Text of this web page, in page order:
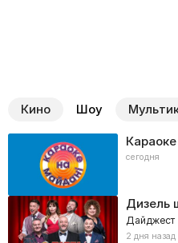
Кино Шоу
сегодня
Дизель
Дайджест
2 дня назад